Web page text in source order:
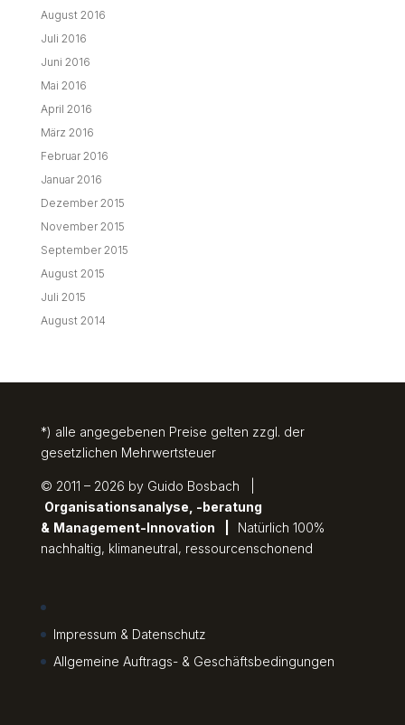
August 2016
Juli 2016
Juni 2016
Mai 2016
April 2016
März 2016
Februar 2016
Januar 2016
Dezember 2015
November 2015
September 2015
August 2015
Juli 2015
August 2014
*) alle angegebenen Preise gelten zzgl. der
gesetzlichen Mehrwertsteuer
© 2011 – 2026 by Guido Bosbach |
Organisationsanalyse, -beratung
& Management-Innovation
Natürlich 100%
nachhaltig, klimaneutral, ressourcenschonend
Impressum & Datenschutz
Allgemeine Auftrags- & Geschäftsbedingungen